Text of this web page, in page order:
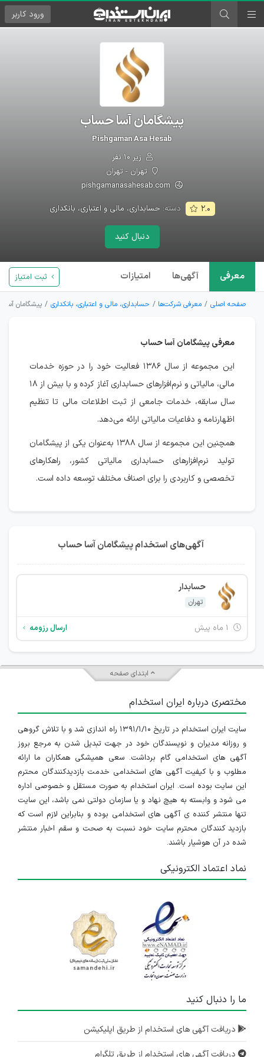
ورود کاربر
پیشگامان آسا حساب
Pishgaman Asa Hesab
زیر ۱۰ نفر
تهران - تهران
۲.۰ دسته: حسابداری، مالی و اعتباری، بانکداری
دنبال کنید
معرفی آگهی‌ها امتیازات ثبت امتیاز
صفحه اصلی معرفی شرکت‌ها حسابداری، مالی و اعتباری، بانکداری پیشگامان
معرفی پیشگامان آسا حساب
این مجموعه از سال ۱۳۸۶ فعالیت خود را در حوزه خدمات
مالی، مالیاتی و نرم‌افزارهای حسابداری آغاز کرده و با بیش از ۱۸
سال سابقه، خدمات جامعی از ثبت اطلاعات مالی تا تنظیم
اظهارنامه و دفاعیات مالیاتی ارائه می‌دهد.
همچنین این مجموعه از سال ۱۳۸۸ به‌عنوان یکی از پیشگامان
تولید نرم‌افزارهای حسابداری مالیاتی کشور، راهکارهای
تخصصی و کاربردی را برای اصناف مختلف توسعه داده است.
آگهی‌های استخدام پیشگامان آسا حساب
حسابدار
تهران
ارسال رزومه
ابتدای صفحه
مختصری درباره ایران استخدام
سایت ایران استخدام در تاریخ ۱۳۹۱/۱/۱۰ راه اندازی شد و با تلاش گروهی
و روزانه مدیران و نویسندگان خود در جهت تبدیل شدن به مرجع بروز
آگهی های استخدامی گام برداشت. سعی همیشگی همکاران ما ارائه
مطلوب و با کیفیت آگهی های استخدامی خدمت بازدیدکنندگان محترم
این سایت بوده است. ایران استخدام به صورت مستقل و خصوصی اداره
می شود و وابسته به هیچ نهاد و یا سازمان دولتی نمی باشد، این سایت
تنها منتشر کننده ی آگهی های استخدامی بوده و بنابراین لازم است که
بازدید کنندگان محترم سایت خود نسبت به صحت و سقم اخبار منتشر
شده در آن هوشیار باشند.
نماد اعتماد الکترونیکی
ما را دنبال کنید
دریافت آگهی های استخدام از طریق اپلیکیشن
دریافت آگهی های استخدام از طریق تلگرام